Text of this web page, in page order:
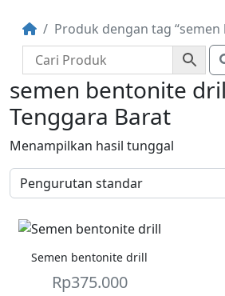
Produk dengan tag
semen bentonite
Tenggara Barat
Menampilkan hasil tunggal
Semen bentonite drill
Rp375.000